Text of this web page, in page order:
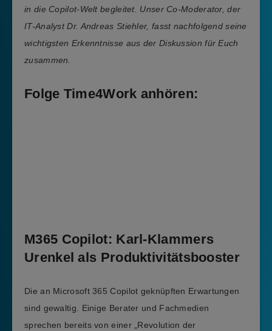
in die Copilot-Welt begleitet. Unser Co-Moderator, der
IT-Analyst Dr. Andreas Stiehler, fasst nachfolgend seine
wichtigsten Erkenntnisse aus der Diskussion für Euch
zusammen.
Folge Time4Work anhören:
M365 Copilot: Karl-Klammers
Urenkel als Produktivitätsbooster
Die an Microsoft 365 Copilot geknüpften Erwartungen
sind gewaltig. Einige Berater und Fachmedien
sprechen bereits von einer „Revolution der